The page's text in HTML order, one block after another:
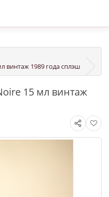
винтаж 1989 года сплэш
15 мл винтаж